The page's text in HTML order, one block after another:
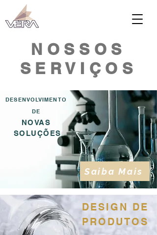
NOSSOS
SERVIÇOS
DESENVOLVIMENTO
DE
NOVAS
SOLUÇÕES
Saiba Mais
DESIGN DE
PRODUTOS